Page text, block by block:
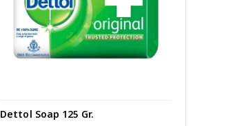
Dettol Soap 125 Gr.